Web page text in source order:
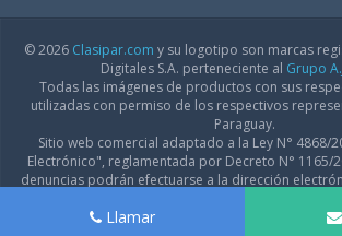
Llamar
© 2026 Clasipar.com y su logotipo son marcas
Digitales S.A. perteneciente al Grupo
Todas las imágenes de productos con sus
utilizadas con permiso de los respectivos
Paraguay.
Sitio web comercial adaptado a la Ley N° 4868/
Electrónico", reglamentada por Decreto N° 1165/
denuncias podrán efectuarse a la dirección